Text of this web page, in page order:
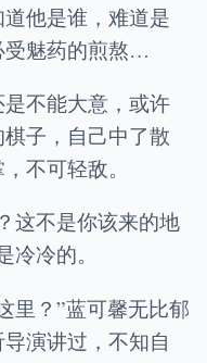
他是谁，难道是
受魅药的煎熬…
不能大意，或许
子，自己中了散
不可轻敌。
这不是你该来的地
冷的。
里？”蓝可馨无比郁
演讲过，不知自